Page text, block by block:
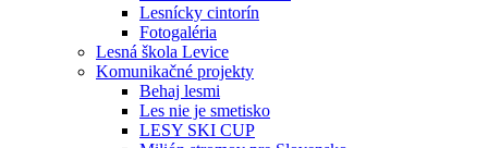
Lesnícky cintorín
Fotogaléria
Lesná škola Levice
Komunikačné projekty
Behaj lesmi
Les nie je smetisko
LESY SKI CUP